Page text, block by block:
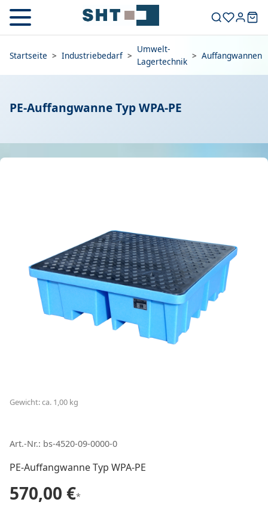
Startseite > Industriebedarf >
Umwelt-
Lagertechnik
> Auffangwannen
PE-Auffangwanne Typ WPA-PE
Gewicht: ca. 1,00 kg
Art.-Nr.: bs-4520-09-0000-0
PE-Auffangwanne Typ WPA-PE
570,00 €*